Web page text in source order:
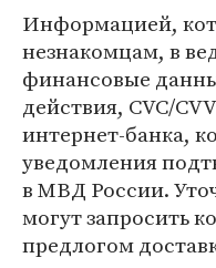
Информацией,
незнакомцам, в
финансовые
действия, CVC/
интернет-банка,
уведомления
в МВД России.
могут запросить
предлогом